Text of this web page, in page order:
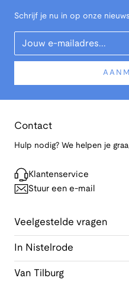
Schrijf je nu in op onze
Your Email
Contact
Hulp nodig? We helpen je
Klantenservice
Stuur een e-mail
Veelgestelde vragen
In Nistelrode
Van Tilburg